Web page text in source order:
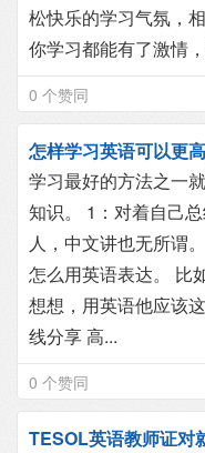
松快乐的学习气氛，
你学习都能有了激情
0 个赞同
怎样学习英语可以更
学习最好的方法之一
知识。 1：对着自己
人，中文讲也无所谓
怎么用英语表达。 比
想想，用英语他应该
线分享 高...
0 个赞同
TESOL英语教师证对